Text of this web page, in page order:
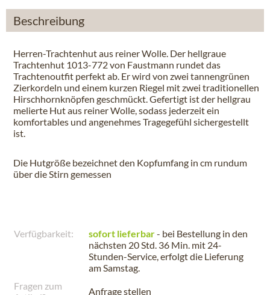
Beschreibung
Herren-Trachtenhut aus reiner Wolle. Der hellgraue
Trachtenhut 1013-772 von Faustmann rundet das
Trachtenoutfit perfekt ab. Er wird von zwei tannengrünen
Zierkordeln und einem kurzen Riegel mit zwei traditionellen
Hirschhornknöpfen geschmückt. Gefertigt ist der hellgrau
melierte Hut aus reiner Wolle, sodass jederzeit ein
komfortables und angenehmes Tragegefühl sichergestellt
ist.
Die Hutgröße bezeichnet den Kopfumfang in cm rundum
über die Stirn gemessen
Verfügbarkeit: sofort lieferbar- bei Bestellung in den
nächsten 20 Std. 36 Min. mit 24-
Stunden-Service, erfolgt die Lieferung
amSamstag.
Fragen zum
Anfrage stellen